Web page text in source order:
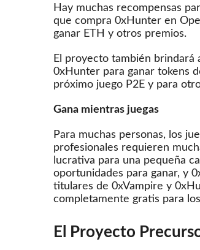
Hay muchas recompensas
que compra 0xHunter en
ganar ETH y otros premios.
El proyecto también brindará
0xHunter para ganar tokens
próximo juego P2E y para
Gana mientras juegas
Para muchas personas, los
profesionales requieren
lucrativa para una pequeña
oportunidades para ganar, y
titulares de 0xVampire y
completamente gratis para
El Proyecto